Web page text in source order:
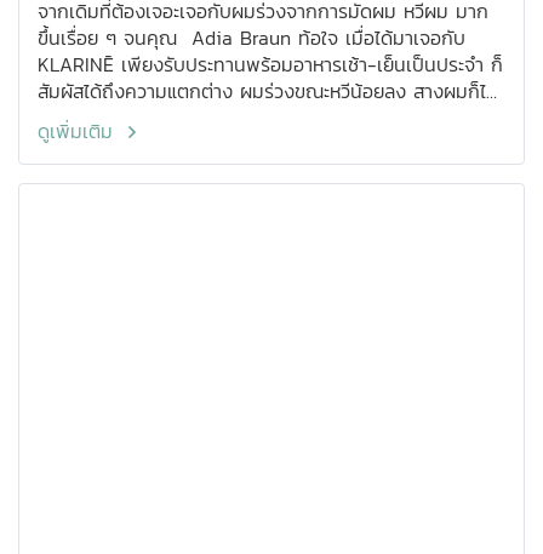
จากเดิมที่ต้องเจอะเจอกับผมร่วงจากการมัดผม หวีผม มาก
ขึ้นเรื่อย ๆ จนคุณ Adia Braun ท้อใจ เมื่อได้มาเจอกับ
KLARINĒ เพียงรับประทานพร้อมอาหารเช้า-เย็นเป็นประจำ ก็
สัมผัสได้ถึงความแตกต่าง ผมร่วงขณะหวีน้อยลง สางผมก็ไม่
เจอผมร่วงแล้ว เป็นอีกไอเท็มที่คุณ Adia Braun ประทับใจ
มาก
ดูเพิ่มเติม